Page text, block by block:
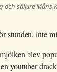
och säljare Måns
stunden, inte
blev
youtuber